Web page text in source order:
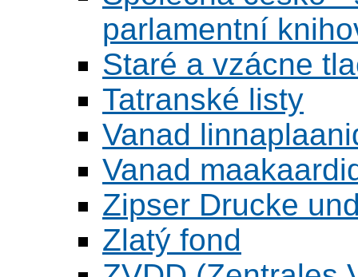
parlamentní
Staré a vzácne
Tatranské listy
Vanad
Vanad
Zipser Drucke
Zlatý fond